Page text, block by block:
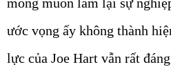
ước vọng ấy không thành
lực của Joe Hart vẫn rất